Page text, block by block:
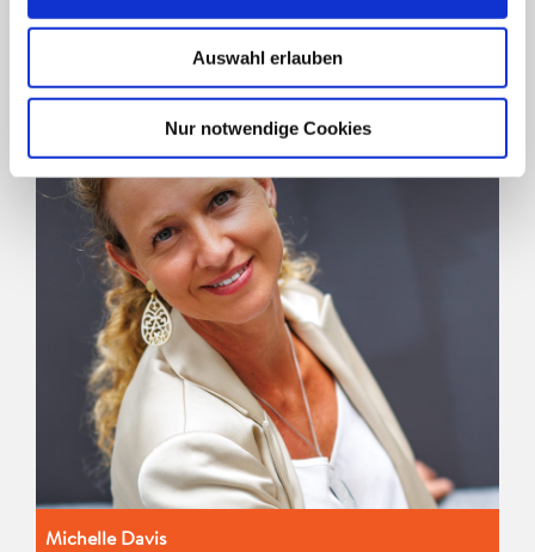
Auswahl erlauben
Nur notwendige Cookies
Michelle Davis